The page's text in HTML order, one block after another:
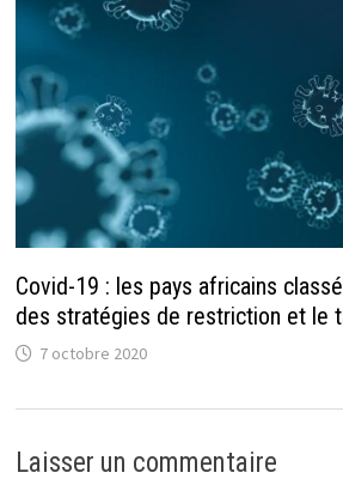
Covid-19 : les pays africains
des stratégies de restriction et le
7 octobre 2020
Laisser un commentaire